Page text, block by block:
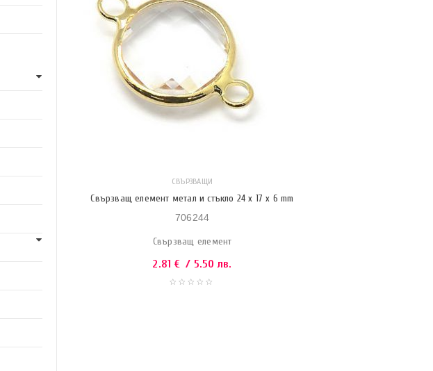
СВЪРЗВАЩИ
Свързващ елемент метал и стъкло 24 x 17 x 6 mm
706244
Свързващ елемент
2.81 € / 5.50 лв.